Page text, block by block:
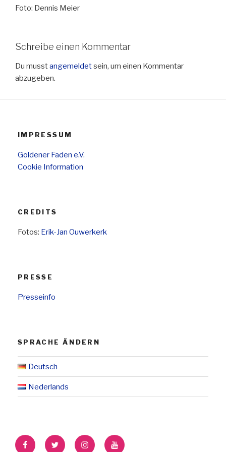
Foto: Dennis Meier
Schreibe einen Kommentar
Du musstangemeldetsein, um einen Kommentar
abzugeben.
IMPRESSUM
Goldener Faden e.V.
Cookie Information
CREDITS
Fotos: Erik-Jan Ouwerkerk
PRESSE
Presseinfo
SPRACHE ÄNDERN
Deutsch
Nederlands
FacebookTwitter InstagramYouTube